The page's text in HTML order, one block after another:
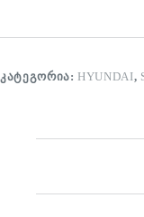
ᲙᲐᲢᲔᲒᲝᲠᲘᲐ:HYUNDAI,